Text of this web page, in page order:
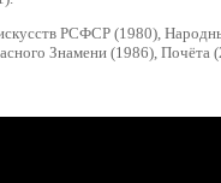
РСФСР (1980),
Знамени (1986),